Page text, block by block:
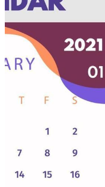
Motion graphics